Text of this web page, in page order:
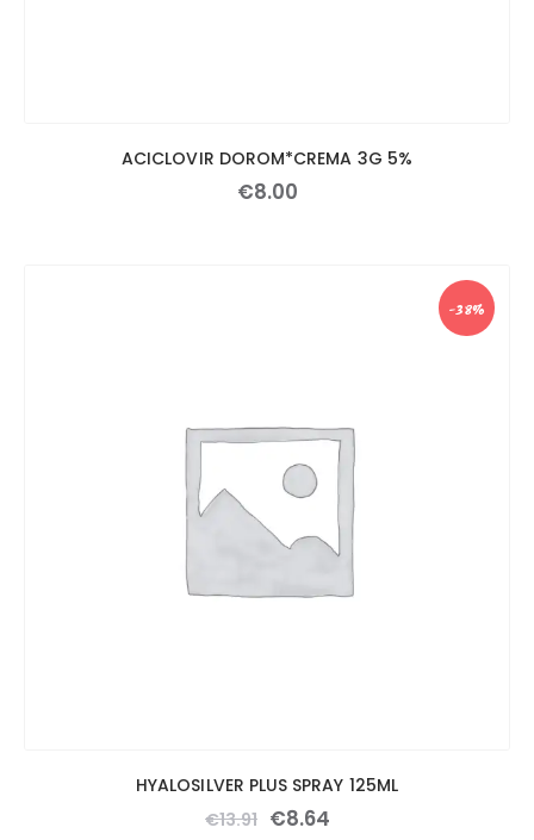
ACICLOVIR DOROM*CREMA 3G 5%
€8.00
-38%
HYALOSILVER PLUS SPRAY 125ML
€13.91 €8.64